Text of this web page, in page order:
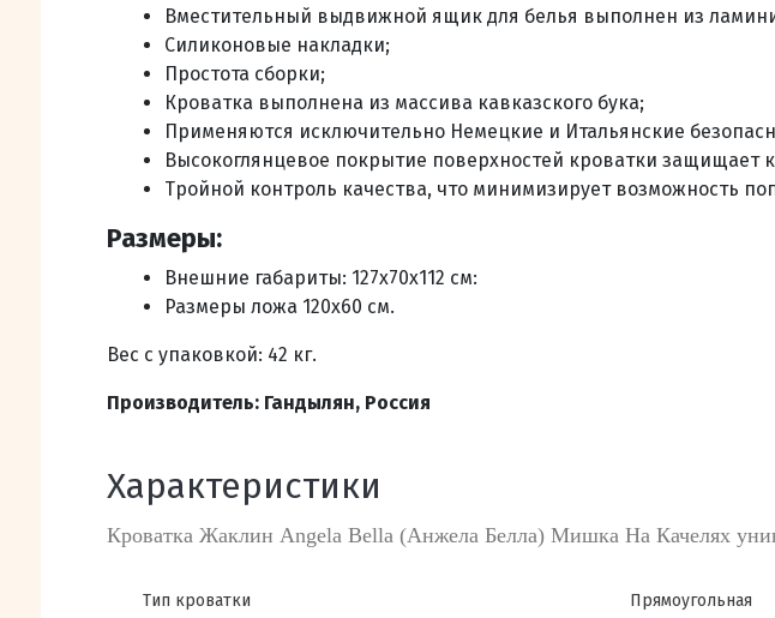
Вместительный выдвижной ящик для белья выполнен из
Силиконовые накладки;
Простота сборки;
Кроватка выполнена из массива кавказского бука;
Применяются исключительно Немецкие и Итальянские
Высокоглянцевое покрытие поверхностей кроватки защищает
Тройной контроль качества, что минимизирует возможность
Размеры:
Внешние габариты: 127x70x112 см:
Размеры ложа 120х60 см.
Вес с упаковкой: 42 кг.
Производитель: Гандылян, Россия
Характеристики
Кроватка Жаклин Angela Bella (Анжела Белла) Мишка На Качелях
Тип кроватки Прямоугольная